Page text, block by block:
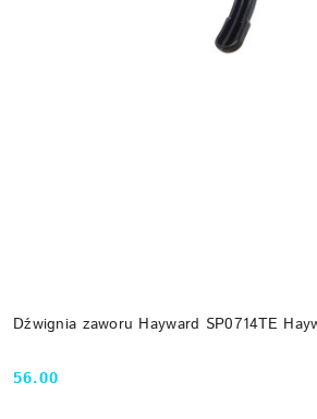
Dźwignia zaworu Hayward SP0714TE
Cena:
56.00